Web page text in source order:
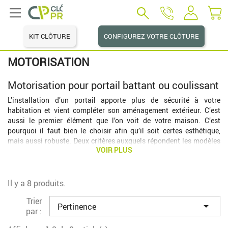
KIT CLÔTURE CONFIGUREZ VOTRE CLÔTURE
MOTORISATION
Motorisation pour portail battant ou coulissant
L’installation d’un portail apporte plus de sécurité à votre
habitation et vient compléter son aménagement extérieur. C’est
aussi le premier élément que l’on voit de votre maison. C’est
pourquoi il faut bien le choisir afin qu’il soit certes esthétique,
mais aussi robuste. Deux critères auxquels répondent les modèles
en vente sur notre site. Et si vous avez opté pour un équipement
accessoires indispensables qui vous permettent de l’automatiser
En ajoutant cette motorisation, vous renforcez la sécurité de votre
propriété en la protégeant des intrus, d’autant qu’il existe des
VOIR PLUS
Il y a 8 produits.
Trier
par :
Pertinence 